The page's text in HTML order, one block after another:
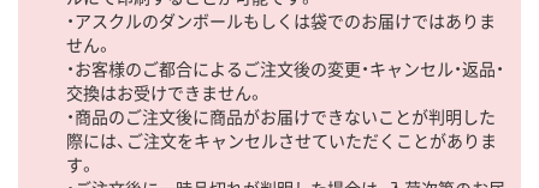
・アスクルのダンボールもしくは袋でのお届けではありま
せん。
・お客様のご都合によるご注文後の変更・キャンセル・返品・
交換はお受けできません。
・商品のご注文後に商品がお届けできないことが判明した
際には、ご注文をキャンセルさせていただくことがありま
す。